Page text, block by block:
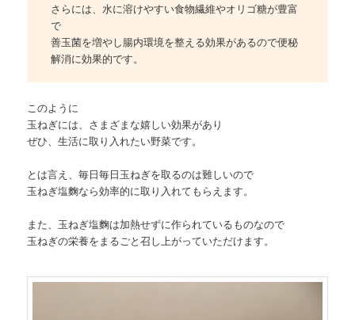
さらには、水に溶けやすい食物繊維やオリゴ糖が豊富
で
善玉菌を増やし腸内環境を整える効果があるので便秘
解消に効果的です。
このように
玉ねぎには、さまざまな嬉しい効果があり
ぜひ、生活に取り入れたい野菜です。
とは言え、毎日毎日玉ねぎを取るのは難しいので
玉ねぎ塩麴なら効率的に取り入れてもらえます。
また、玉ねぎ塩麴は加熱せずに作られているものなので
玉ねぎの栄養をまるごと召し上がっていただけます。